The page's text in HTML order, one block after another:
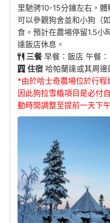
里馳骋10-15分鐘左右，
可以參觀狗舍並和小狗（
食。預計在農場停留1.5小
達飯店休息。
三餐早餐：飯店 午餐
住宿 哈帕蘭達或其周邊
*由於哈士奇農場位於行程
因此狗拉雪橇項目是必付
動時間調整至提前一天下